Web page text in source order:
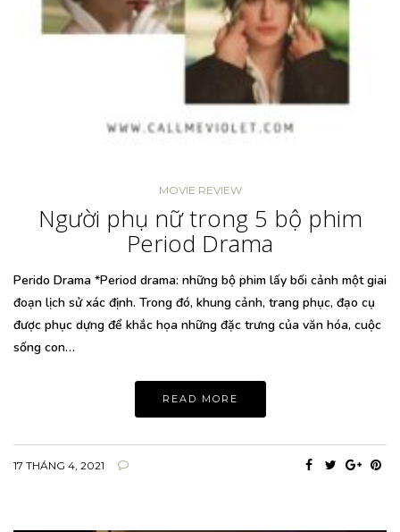
MOVIE REVIEW
Người phụ nữ trong 5 bộ phim
Period Drama
Perido Drama *Period drama: những bộ phim lấy bối cảnh một giai
đoạn lịch sử xác định. Trong đó, khung cảnh, trang phục, đạo cụ
được phục dựng để khắc họa những đặc trưng của văn hóa, cuộc
sống con…
READ MORE
17 THÁNG 4, 2021